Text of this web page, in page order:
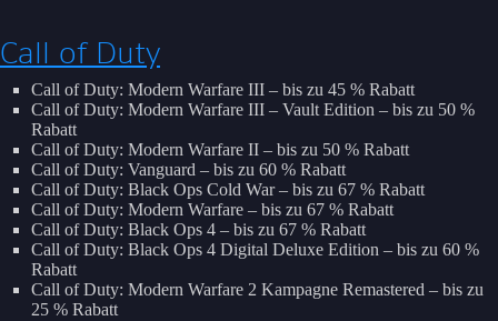
Call of Duty
Call of Duty: Modern Warfare III – bis zu 45 % Rabatt
Call of Duty: Modern Warfare III – Vault Edition – bis zu 50 %
Rabatt
Call of Duty: Modern Warfare II – bis zu 50 % Rabatt
Call of Duty: Vanguard – bis zu 60 % Rabatt
Call of Duty: Black Ops Cold War – bis zu 67 % Rabatt
Call of Duty: Modern Warfare – bis zu 67 % Rabatt
Call of Duty: Black Ops 4 – bis zu 67 % Rabatt
Call of Duty: Black Ops 4 Digital Deluxe Edition – bis zu 60 %
Rabatt
Call of Duty: Modern Warfare 2 Kampagne Remastered – bis zu
25 % Rabatt